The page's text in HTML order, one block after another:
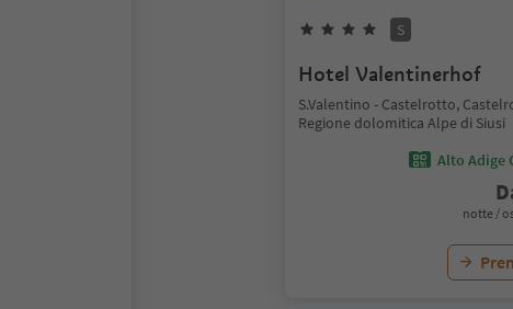
S
Hotel Valentinerhof
S.Valentino - Castelrotto,
Regione dolomitica Alpe di Siusi
Alto Adige
notte /